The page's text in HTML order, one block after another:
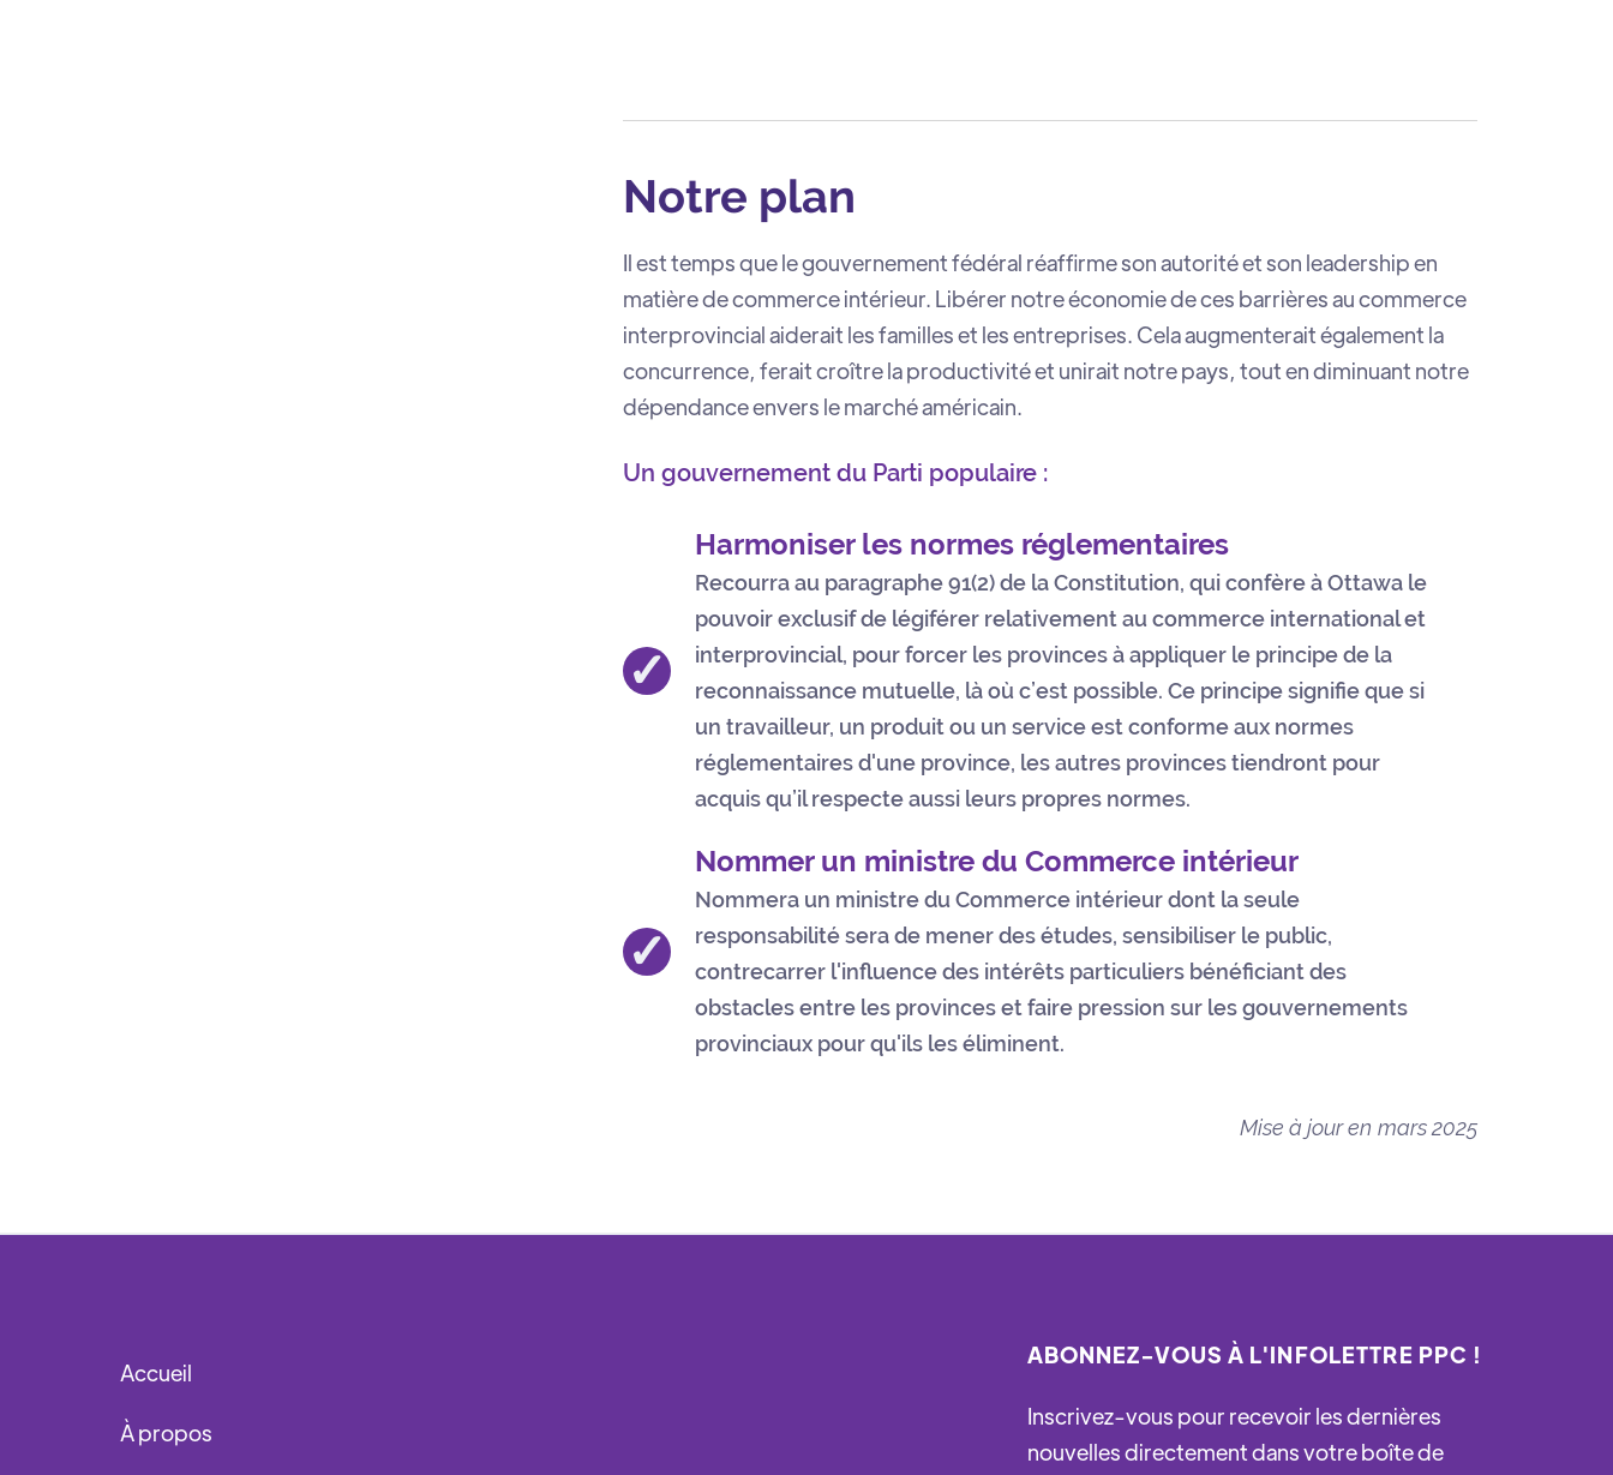
Notre plan
Il est temps que le gouvernement fédéral réaffirme son autorité et son leadership en
matière de commerce intérieur. Libérer notre économie de ces barrières au commerce
interprovincial aiderait les familles et les entreprises. Cela augmenterait également la
concurrence, ferait croître la productivité et unirait notre pays, tout en diminuant notre
dépendance envers le marché américain.
Un gouvernement du Parti populaire :
✓
Harmoniser les normes réglementaires
Recourra au paragraphe 91(2) de la Constitution, qui confère à Ottawa le
pouvoir exclusif de légiférer relativement au commerce international et
interprovincial, pour forcer les provinces à appliquer le principe de la
reconnaissance mutuelle, là où c’est possible. Ce principe signifie que si
un travailleur, un produit ou un service est conforme aux normes
réglementaires d'une province, les autres provinces tiendront pour
acquis qu’il respecte aussi leurs propres normes.
✓
Nommer un ministre du Commerce intérieur
Nommera un ministre du Commerce intérieur dont la seule
responsabilité sera de mener des études, sensibiliser le public,
contrecarrer l'influence des intérêts particuliers bénéficiant des
obstacles entre les provinces et faire pression sur les gouvernements
provinciaux pour qu'ils les éliminent.
Mise à jour en mars 2025
Accueil
À propos
ABONNEZ-VOUS À L'INFOLETTRE PPC !
Inscrivez-vous pour recevoir les dernières
nouvelles directement dans votre boîte de